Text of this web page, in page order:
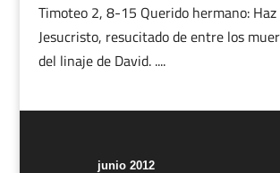
Timoteo 2, 8-15 Querido hermano:
Jesucristo, resucitado de entre los
del linaje de David. ....
junio 2012